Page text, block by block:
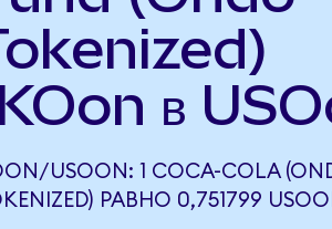
в
USOON: 1 COCA-COLA
РАВНО 0,751799